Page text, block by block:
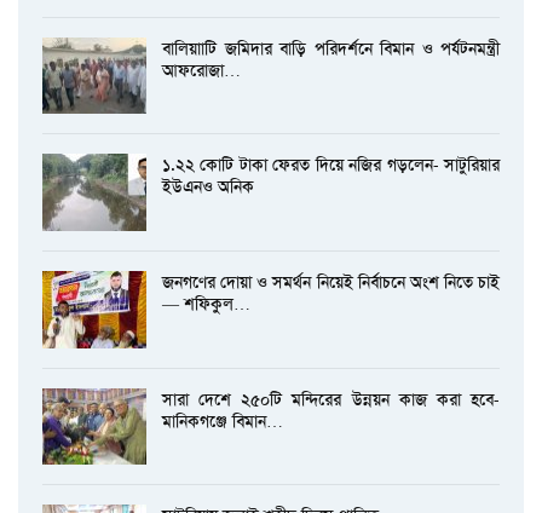
বালিয়াাটি জমিদার বাড়ি পরিদর্শনে বিমান ও পর্যটনমন্ত্রী
আফরোজা…
১.২২ কোটি টাকা ফেরত দিয়ে নজির গড়লেন- সাটুরিয়ার
ইউএনও অনিক
জনগণের দোয়া ও সমর্থন নিয়েই নির্বাচনে অংশ নিতে চাই
— শফিকুল…
সারা দেশে ২৫০টি মন্দিরের উন্নয়ন কাজ করা হবে-
মানিকগঞ্জে বিমান…